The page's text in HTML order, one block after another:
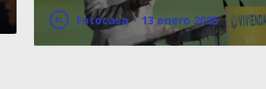
Fotocasa · 13 enero 2025